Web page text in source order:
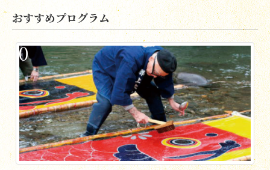
おすすめプログラム
0